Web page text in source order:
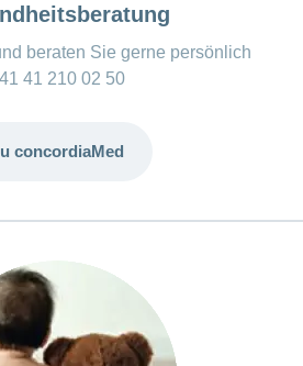
beraten Sie gerne persönlich
41 210 02 50
concordiaMed